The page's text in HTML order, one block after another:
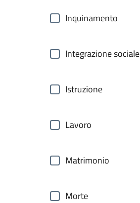
Inquinamento
Integrazione sociale
Istruzione
Lavoro
Matrimonio
Morte